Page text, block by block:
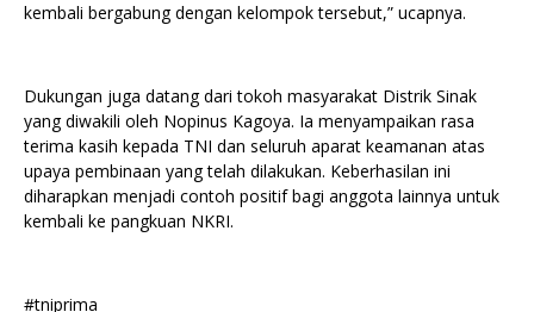
kembali bergabung dengan kelompok tersebut,” ucapnya.
Dukungan juga datang dari tokoh masyarakat Distrik Sinak
yang diwakili oleh Nopinus Kagoya. Ia menyampaikan rasa
terima kasih kepada TNI dan seluruh aparat keamanan atas
upaya pembinaan yang telah dilakukan. Keberhasilan ini
diharapkan menjadi contoh positif bagi anggota lainnya untuk
kembali ke pangkuan NKRI.
#tniprima